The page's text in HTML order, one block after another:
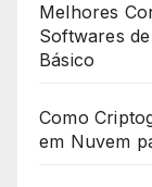
Melhores
Softwares
Básico
Como
em Nuvem